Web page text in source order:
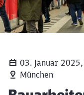
03. Januar
München